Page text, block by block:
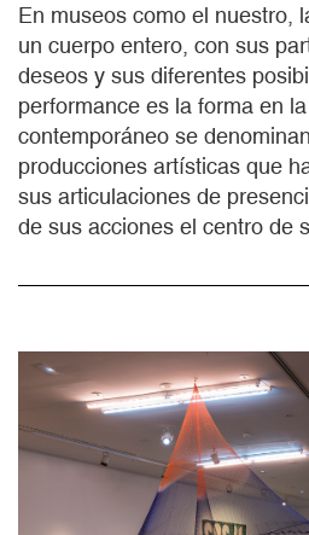
En museos como el nuestro,
un cuerpo entero, con sus
deseos y sus diferentes
performance es la forma en
contemporáneo se
producciones artísticas que
sus articulaciones de
de sus acciones el centro de